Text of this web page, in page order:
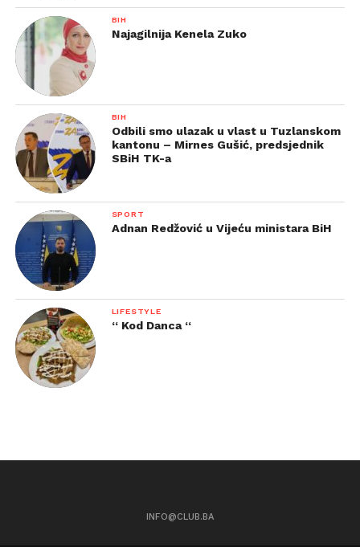
BIH
Najagilnija Kenela Zuko
BIH
Odbili smo ulazak u vlast u Tuzlanskom
kantonu – Mirnes Gušić, predsjednik
SBiH TK-a
SPORT
Adnan Redžović u Vijeću ministara BiH
LIFESTYLE
“ Kod Danca “
INFO@CLUB.BA